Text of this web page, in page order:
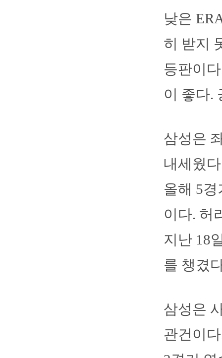
낮은
히 받지
등판이
이 좋다.
삼성은
내세웠
올해 5
이다. 허
지난 18
를 챙겼
삼성은
관건이